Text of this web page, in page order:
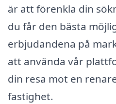
är att förenkla din
du får den bästa
erbjudandena på
att använda vår
din resa mot en
fastighet.